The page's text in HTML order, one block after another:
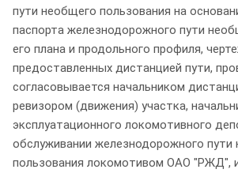
пути необщего пользования на
паспорта железнодорожного пути
его плана и продольного профиля,
предоставленных дистанцией пути,
согласовывается начальником
ревизором (движения) участка,
эксплуатационного локомотивного
обслуживании железнодорожного пути
пользования локомотивом ОАО "РЖД",